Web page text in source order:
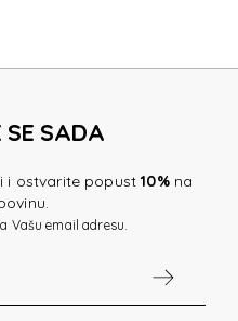
SE SADA
i ostvarite popust10%na
Vašu email adresu.